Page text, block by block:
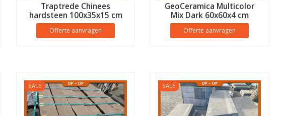
Traptrede Chinees
hardsteen 100x35x15 cm
Offerte aanvragen
GeoCeramica Multicolor
Mix Dark 60x60x4 cm
Offerte aanvragen
SALE SALE